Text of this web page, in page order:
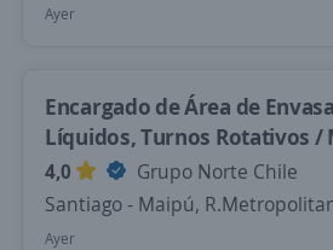
Ayer
Encargado de Área de
Líquidos, Turnos Rotativos /
4,0
Grupo Norte Chile
Santiago - Maipú,
Ayer